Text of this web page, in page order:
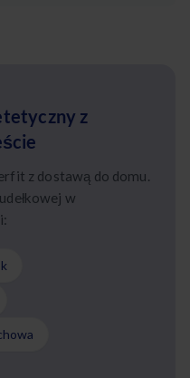
z
z dostawą do domu.
w